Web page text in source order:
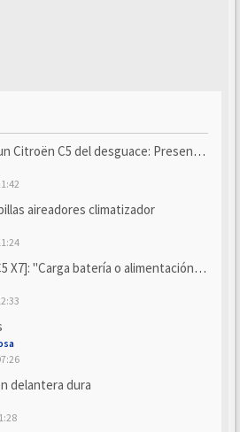
C5 del desguace: Presentación y seguimiento
aireadores climatizador
"Carga batería o alimentación eléctri...
delantera dura